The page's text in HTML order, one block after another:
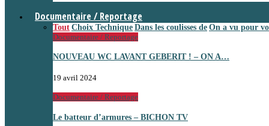
Documentaire / Reportage
Tout Choix Technique Dans les coulisses de On a vu pour
Documentaire / Reportage
NOUVEAU WC LAVANT GEBERIT ! – ON A…
19 avril 2024
Documentaire / Reportage
Le batteur d’armures – BICHON TV